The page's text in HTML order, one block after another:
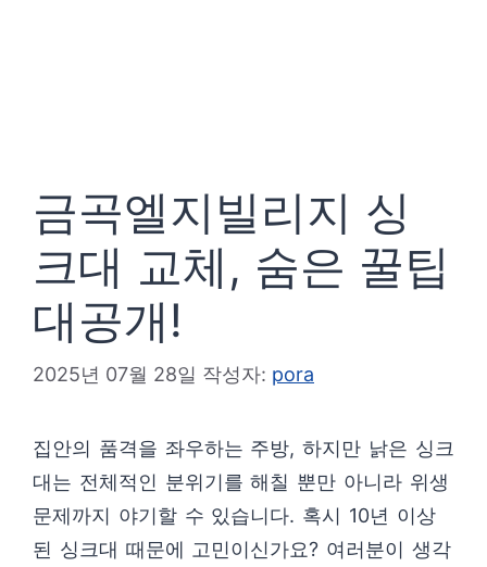
금곡엘지빌리지 싱
크대 교체, 숨은 꿀팁
대공개!
2025년 07월 28일 작성자: pora
집안의 품격을 좌우하는 주방, 하지만 낡은 싱크
대는 전체적인 분위기를 해칠 뿐만 아니라 위생
문제까지 야기할 수 있습니다. 혹시 10년 이상
된 싱크대 때문에 고민이신가요? 여러분이 생각